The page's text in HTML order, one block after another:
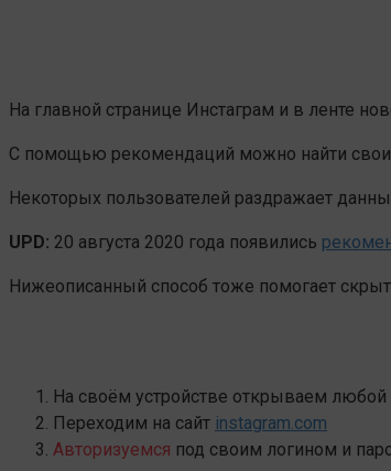
На главной странице Инстаграм и в ленте
С помощью рекомендаций можно найти
Некоторых пользователей раздражает
UPD: 20 августа 2020 года появились
Нижеописанный способ тоже помогает
На своём устройстве открываем любой
Переходим на сайт instagram.com
Авторизуемся под своим логином и